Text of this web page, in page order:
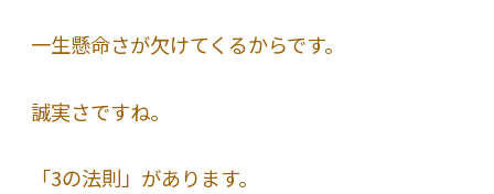
一生懸命さが欠けてくるからです。
誠実さですね。
「3の法則」があります。